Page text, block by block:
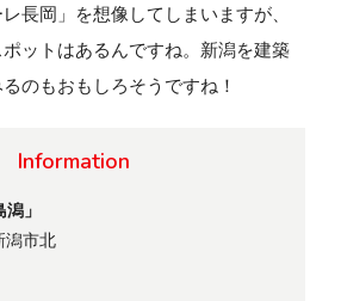
長岡」を想像してしまいますが、
ットはあるんですね。新潟を建築
のもおもしろそうですね！
Information
」
潟市北